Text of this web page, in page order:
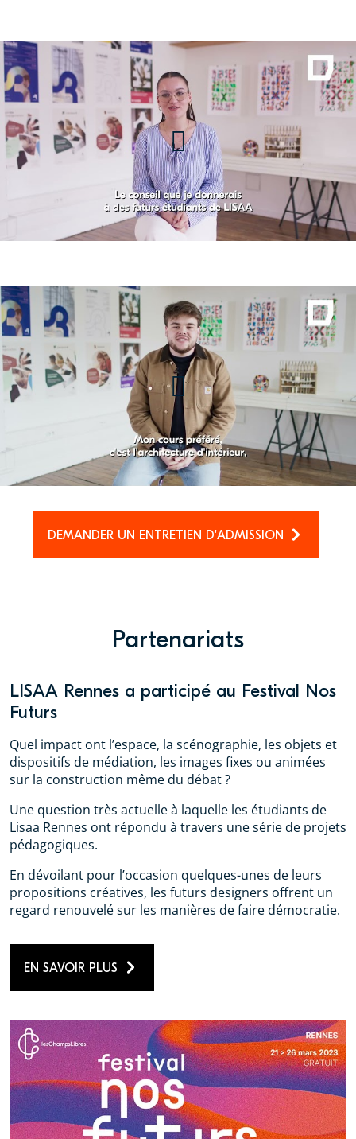
Ema, étudiante en 2ème année
de Bachelor Design Graphique,
à LISAA Rennes
Julien, étudiant en 4ème année
section architecture et design
global, à LISAA Rennes
DEMANDER UN ENTRETIEN D'ADMISSION
Partenariats
LISAA Rennes a participé au Festival Nos
Futurs
Quel impact ont l’espace, la scénographie, les objets et
dispositifs de médiation, les images fixes ou animées
sur la construction même du débat ?
Une question très actuelle à laquelle les étudiants de
Lisaa Rennes ont répondu à travers une série de projets
pédagogiques.
En dévoilant pour l’occasion quelques-unes de leurs
propositions créatives, les futurs designers offrent un
regard renouvelé sur les manières de faire démocratie.
EN SAVOIR PLUS